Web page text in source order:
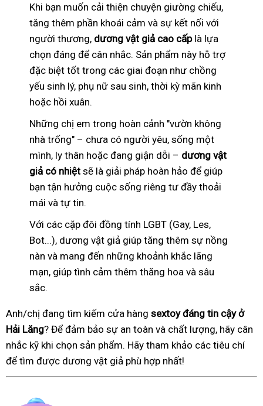
Khi bạn muốn cải thiện chuyện giường chiếu,
tăng thêm phần khoái cảm và sự kết nối với
người thương, dương vật giả cao cấplà lựa
chọn đáng để cân nhắc. Sản phẩm này hỗ trợ
đặc biệt tốt trong các giai đoạn như chồng
yếu sinh lý, phụ nữ sau sinh, thời kỳ mãn kinh
hoặc hồi xuân.
Những chị em trong hoàn cảnh "vườn không
nhà trống" – chưa có người yêu, sống một
mình, ly thân hoặc đang giận dỗi – dương vật
giả có nhiệt sẽ là giải pháp hoàn hảo để giúp
bạn tận hưởng cuộc sống riêng tư đầy thoải
mái và tự tin.
Với các cặp đôi đồng tính LGBT (Gay, Les,
Bot...), dương vật giả giúp tăng thêm sự nồng
nàn và mang đến những khoảnh khắc lãng
mạn, giúp tình cảm thêm thăng hoa và sâu
sắc.
Anh/chị đang tìm kiếm cửa hàng sextoy đáng tin cậy ở
Hải Lăng? Để đảm bảo sự an toàn và chất lượng, hãy cân
nhắc kỹ khi chọn sản phẩm. Hãy tham khảo các tiêu chí
để tìm được dương vật giả phù hợp nhất!